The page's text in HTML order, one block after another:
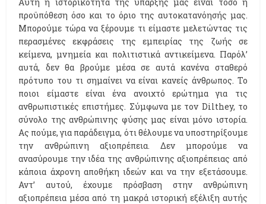
προϋπόθεση όσο και το όριο της αυτοκατανόησής μας.
Μπορούμε τώρα να ξέρουμε τι είμαστε μελετώντας τις
περασμένες εκφράσεις της εμπειρίας της ζωής σε
κείμενα, μνημεία και πολιτιστικά αντικείμενα. Παρόλ’
αυτά, δεν θα βρούμε μέσα σε αυτά κανένα σταθερό
πρότυπο του τι σημαίνει να είναι κανείς άνθρωπος. Το
ποιοι είμαστε είναι ένα ανοιχτό ερώτημα για τις
ανθρωπιστικές επιστήμες. Σύμφωνα με τον Dilthey, το
σύνολο της ανθρώπινης φύσης μας είναι μόνο ιστορία.
Ας πούμε, για παράδειγμα, ότι θέλουμε να υποστηρίξουμε
την ανθρώπινη αξιοπρέπεια. Δεν μπορούμε να
ανασύρουμε την ιδέα της ανθρώπινης αξιοπρέπειας από
κάποια άχρονη αποθήκη ιδεών και να την εξετάσουμε.
Αντ’ αυτού, έχουμε πρόσβαση στην ανθρώπινη
αξιοπρέπεια μέσα από τη μακρά ιστορική εξέλιξη αυτής